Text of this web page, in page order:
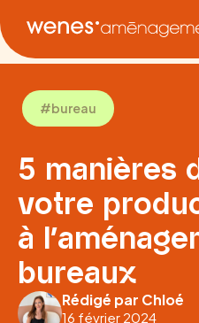
#bureau
5 manières
votre
à
bureaux
Rédigé par Chloé
16 février 2024